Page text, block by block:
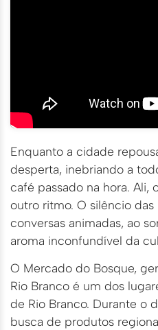
Enquanto a cidade
desperta, inebriando a
café passado na hora. Ali,
outro ritmo. O silêncio das
conversas animadas, ao
aroma inconfundível da
O Mercado do Bosque,
Rio Branco é um dos
de Rio Branco. Durante o
busca de produtos